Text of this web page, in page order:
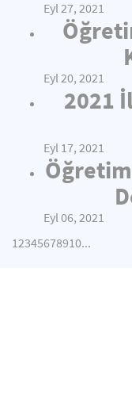
Eyl 27, 2021
Eyl 20, 2021
2021
Eyl 17, 2021
Öğretim
Eyl 06, 2021
12345678910...